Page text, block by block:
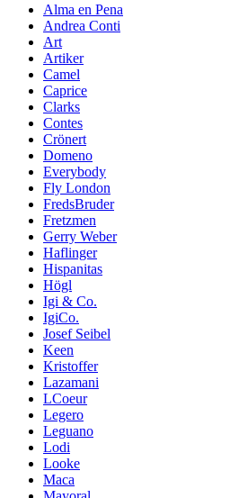
Alma en Pena
Andrea Conti
Art
Artiker
Camel
Caprice
Clarks
Contes
Crönert
Domeno
Everybody
Fly London
FredsBruder
Fretzmen
Gerry Weber
Haflinger
Hispanitas
Högl
Igi & Co.
IgiCo.
Josef Seibel
Keen
Kristoffer
Lazamani
LCoeur
Legero
Leguano
Lodi
Looke
Maca